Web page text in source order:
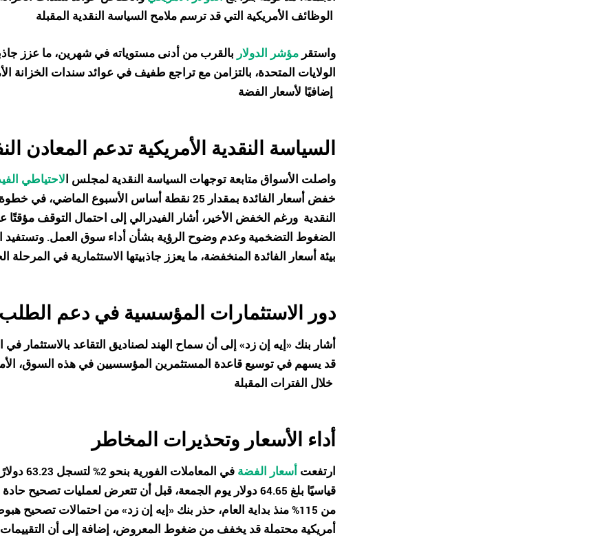
واستقرمؤشر الدولار بالقرب من أدنى مستوياته في شهرين، ما عزز
الولايات المتحدة، بالتزامن مع تراجع طفيف في عوائد سندات الخزانة
إضافيًا لأسعار الفضة
السياسة النقدية الأمريكية تدعم المعادن
واصلت الأسواق متابعة توجهات السياسة النقدية لمجلس الاحتياطي
خفض أسعار الفائدة بمقدار 25 نقطة أساس الأسبوع
النقديةورغم الخفض الأخير، أشار الفيدرالي إلى احتمال التوقف
الضغوط التضخمية وعدم وضوح الرؤية بشأن أداء سوق العمل. وتستفيد
بيئة أسعار الفائدة المنخفضة، ما يعزز جاذبيتها الاستثمارية في المرحلة
دور الاستثمارات المؤسسية في دعم الطلب
أشار بنك «إيه إن زد» إلى أن سماح الهند لصناديق التقاعد بالاستثمار
قد يسهم في توسيع قاعدة المستثمرين المؤسسيين في هذه السوق،
أداء الأسعار وتحذيرات المخاطر
ارتفعت أسعار الفضة
في
قياسيًا بلغ 64.65 دولار يوم الجمعة، قبل أن تتعرض لعمليات تصحيح حادة عند الإغلاق
من 115% منذ بداية العام، حذر بنك «إيه إن زد» من احتمالات
أمريكية محتملة قد يخفف من ضغوط المعروض، إضافة إلى أن